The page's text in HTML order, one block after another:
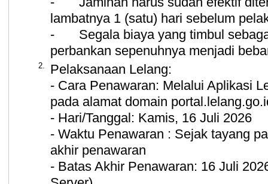
lambatnya 1 (satu) hari sebelum
-
Segala biaya yang timbul
perbankan sepenuhnya menjadi
2.
Pelaksanaan Lelang:
- Cara Penawaran: Melalui Aplikasi
pada alamat domain
- Hari/Tanggal: Kamis, 16 Juli 2026
- Waktu Penawaran : Sejak tayang
akhir penawaran
- Batas Akhir Penawaran: 16 Juli